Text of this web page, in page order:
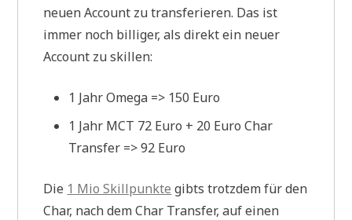
neuen Account zu transferieren. Das ist
immer noch billiger, als direkt ein neuer
Account zu skillen:
1 Jahr Omega => 150 Euro
1 Jahr MCT 72 Euro + 20 Euro Char
Transfer => 92 Euro
Die 1 Mio Skillpunkte gibts trotzdem für den
Char, nach dem Char Transfer, auf einen